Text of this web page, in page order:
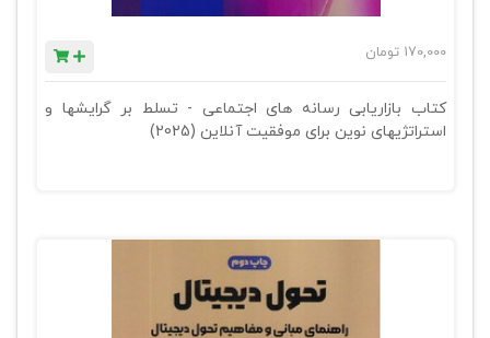
170,000 تومان
کتاب بازاریابی رسانه های اجتماعی - تسلط بر گرایشها و
استراتژیهای نوین برای موفقیت آنلاین (2025)